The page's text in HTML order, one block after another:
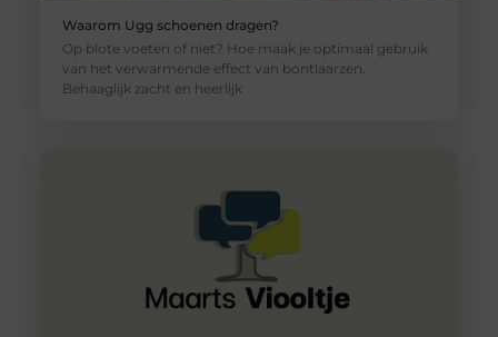
Waarom Ugg schoenen dragen?
Op blote voeten of niet? Hoe maak je optimaal gebruik
van het verwarmende effect van bontlaarzen.
Behaaglijk zacht en heerlijk